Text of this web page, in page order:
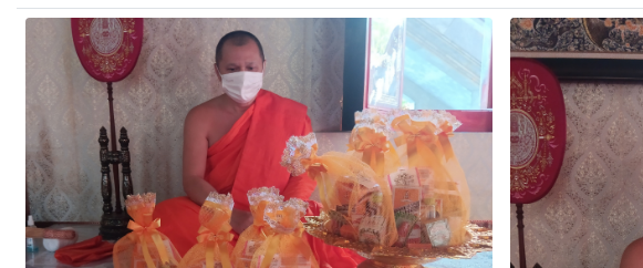
ชุดสังฆทานยา โดยคุณ Punrada และ คุณธนมนต์ จัดส่งถึง วัดยานนาวา เมื่
ขออนุโมทนาบุญกับคุณ Punrada และ คุณธนมนต์ ที่ได้จัดถวาย ชุดสังฆทานยา สดใหม่ จากร้